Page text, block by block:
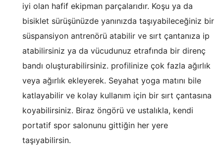
iyi olan hafif ekipman parçalarıdır. Koşu ya da
bisiklet sürüşünüzde yanınızda taşıyabileceğiniz bir
süspansiyon antrenörü atabilir ve sırt çantanıza ip
atabilirsiniz ya da vücudunuz etrafında bir direnç
bandı oluşturabilirsiniz. profilinize çok fazla ağırlık
veya ağırlık ekleyerek. Seyahat yoga matını bile
katlayabilir ve kolay kullanım için bir sırt çantasına
koyabilirsiniz. Biraz öngörü ve ustalıkla, kendi
portatif spor salonunu gittiğin her yere
taşıyabilirsin.